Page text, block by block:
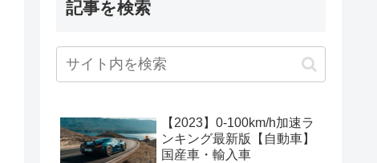
記事を検索
【2023】0-100km/h加速ラ
ンキング最新版【自動車】
国産車・輸入車